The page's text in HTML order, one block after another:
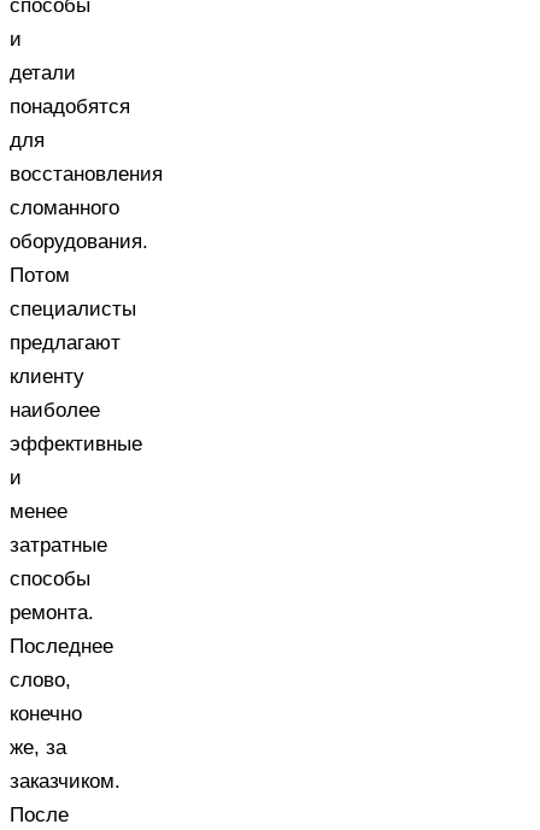
способы
и
детали
понадобятся
для
восстановления
сломанного
оборудования.
Потом
специалисты
предлагают
клиенту
наиболее
эффективные
и
менее
затратные
способы
ремонта.
Последнее
слово,
конечно
же, за
заказчиком.
После